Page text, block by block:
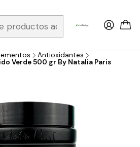
6019251796 / Envios a todo el país y
Antioxidantes
Verde 500 gr By Natalia Paris